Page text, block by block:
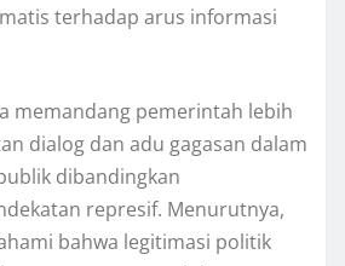
terhadap arus informasi
memandang pemerintah lebih
dialog dan adu gagasan dalam
dibandingkan
represif. Menurutnya,
bahwa legitimasi politik